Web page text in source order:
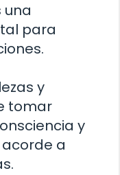
una
para
y
tomar
y
a